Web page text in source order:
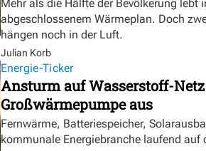
Mehr als die Hälfte der Bevölkerung
abgeschlossenem Wärmeplan. Doch
hängen noch in der Luft.
Julian Korb
Energie-Ticker
Ansturm auf Wasserstoff-
Großwärmepumpe aus
Fernwärme, Batteriespeicher,
kommunale Energiebranche laufend auf